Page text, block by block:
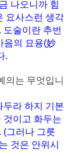
나오니까 힘
요사스런 생각
술이란 추번
음의 묘용(妙
.
의는 무엇입니
두라 하지 기본
것이고 화두는
(그러나 그릇
것은 안위시